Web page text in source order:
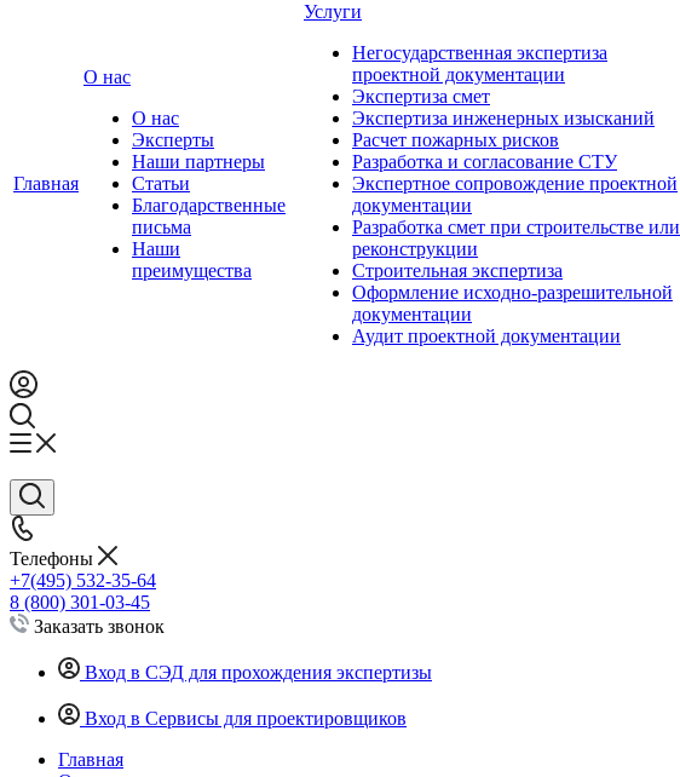
Главная
О нас
О нас
Эксперты
Наши партнеры
Статьи
Благодарственные
письма
Наши
преимущества
Услуги
Негосударственная экспертиза
проектной документации
Экспертиза смет
Экспертиза инженерных изысканий
Расчет пожарных рисков
Разработка и согласование СТУ
Экспертное сопровождение проектной
документации
Разработка смет при строительстве или
реконструкции
Строительная экспертиза
Оформление исходно-разрешительной
документации
Аудит проектной документации
Телефоны
+7(495) 532-35-64
8 (800) 301-03-45
Заказать звонок
Вход в СЭД для прохождения экспертизы
Вход в Сервисы для проектировщиков
Главная